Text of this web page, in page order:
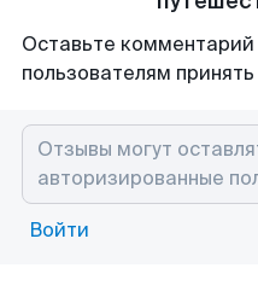
Оставьте
пользователям
Войти